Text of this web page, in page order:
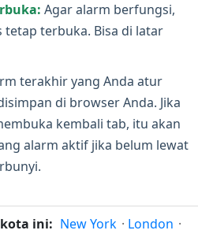
Agar alarm berfungsi,
terbuka. Bisa di latar
terakhir yang Anda atur
di browser Anda. Jika
kembali tab, itu akan
alarm aktif jika belum lewat
ini: New York · London ·